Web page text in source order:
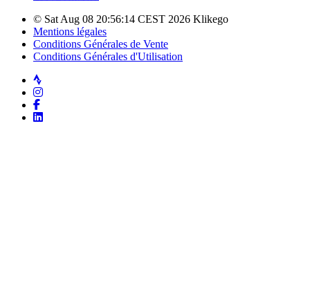
© Sat Aug 08 20:56:14 CEST 2026 Klikego
Mentions légales
Conditions Générales de Vente
Conditions Générales d'Utilisation
Strava
Instagram
Facebook
LinkedIn